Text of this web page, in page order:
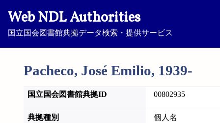
Web NDL Authorities
国立国会図書館典拠データ検索・提供サービス
Pacheco, José Emilio, 1939-
国立国会図書館典拠ID 00802935
典拠種別 個人名